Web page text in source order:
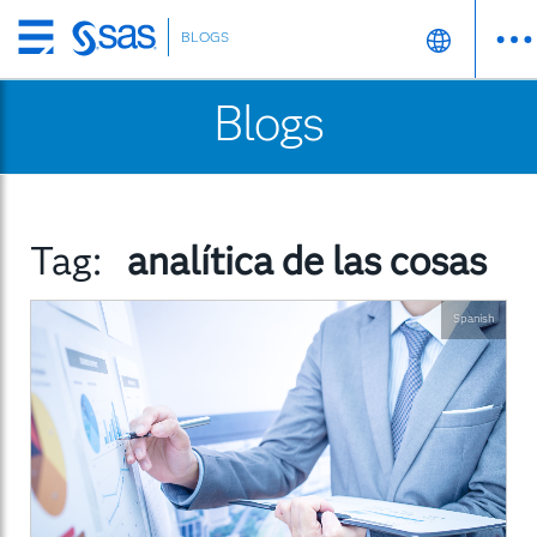
Skip
to
BLOGS
Blogs
Tag: analítica de las cosas
Spanish